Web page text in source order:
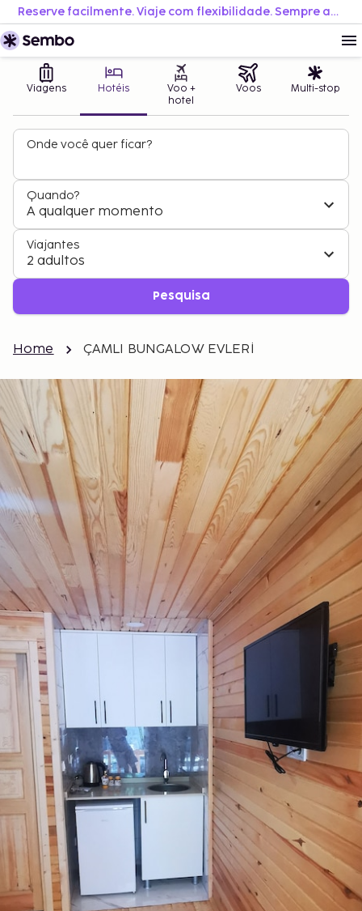
Reserve facilmente. Viaje com flexibilidade. Sempre ao melhor preço.
Viagens Hotéis
Voo +
hotel
Voos Multi-stop
Onde você quer ficar?
Quando?
A qualquer momento
Viajantes
2 adultos
Pesquisa
Home ÇAMLI BUNGALOW EVLERİ